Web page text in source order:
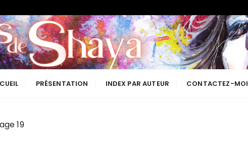
Les lectures de Shaya
PRÉSENTATION INDEX PAR AUTEUR CONTACTEZ-MOI
19